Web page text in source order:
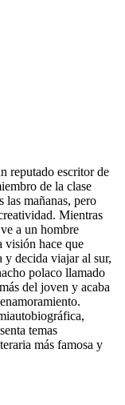
reputado escritor de
de la clase
las mañanas, pero
Mientras
a un hombre
visión hace que
y decida viajar al sur,
polaco llamado
del joven y acaba
temas
más famosa y